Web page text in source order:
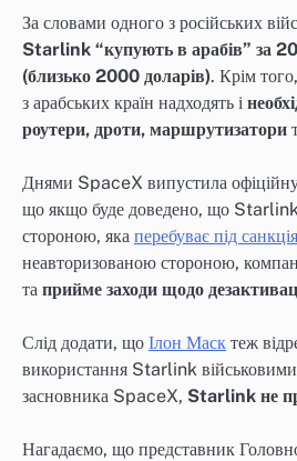
За словами одного з російських
Starlink “купують в арабів” за
(близько 2000 доларів). Крім
з арабських країн надходять і
роутери, дроти, маршрутизатори
Днями SpaceX випустила
що якщо буде доведено, що Starlink
стороною, яка перебуває під
неавторизованою стороною,
та прийме заходи щодо
Слід додати, що Ілон Маск теж
використання Starlink
засновника SpaceX, Starlink не
Нагадаємо, що представник